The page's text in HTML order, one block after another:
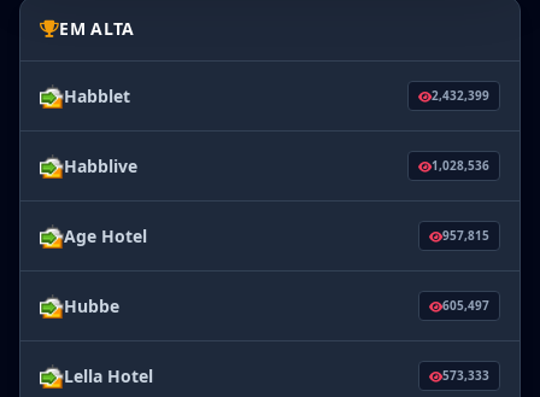
EM ALTA
Habblet 2,432,399
Habblive 1,028,536
Age Hotel 957,815
Hubbe 605,497
Lella Hotel 573,333